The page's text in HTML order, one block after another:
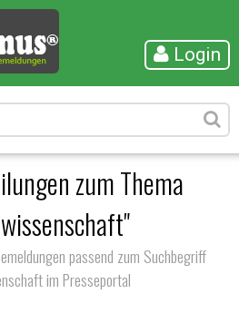
Login
zum Thema
passend zum Suchbegriff
im Presseportal